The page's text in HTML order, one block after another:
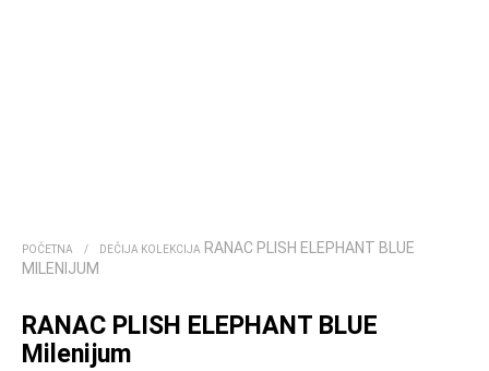
POČETNA / DEČIJA KOLEKCIJA RANAC PLISH ELEPHANT BLUE
MILENIJUM
RANAC PLISH ELEPHANT BLUE
Milenijum